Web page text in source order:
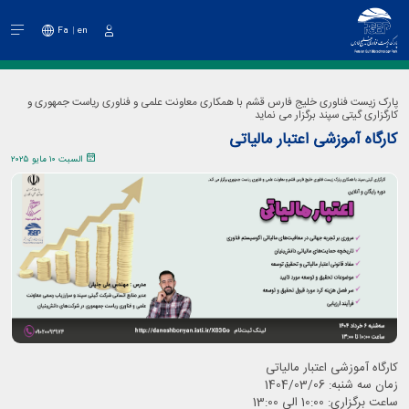
Fa en
پارک زیست فناوری خلیج فارس قشم با همکاری معاونت علمی و فناوری ریاست جمهوری و
کارگزاری گیتی سپند برگزار می نماید
کارگاه آموزشی اعتبار مالیاتی
السبت ١٠ مايو ٢٠٢٥
کارگاه آموزشی اعتبار مالیاتی
زمان سه شنبه: 1404/03/06
ساعت برگزاری: 10:00 الی 13:00